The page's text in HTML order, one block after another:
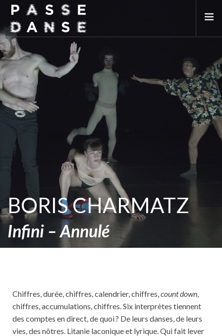
LA SAISON 25/26
MAI DE LA DANSE
LE PASSEDANSE
LES LIEUX PARTENAIRES
BORIS CHARMATZ
Infini – Annulé
Chiffres, durée, chiffres, calendrier, chiffres,count down,
chiffres, accumulations, chiffres. Six interprètes tiennent
des comptes en direct, de quoi ? De leurs danses, de leurs
vies, des nôtres. Litanie laconique et lyrique. Qui fait lever